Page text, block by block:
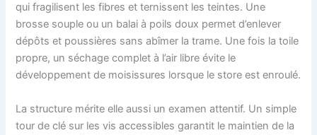
qui fragilisent les fibres et ternissent les teintes. Une
brosse souple ou un balai à poils doux permet d’enlever
dépôts et poussières sans abîmer la trame. Une fois la toile
propre, un séchage complet à l’air libre évite le
développement de moisissures lorsque le store est enroulé.
La structure mérite elle aussi un examen attentif. Un simple
tour de clé sur les vis accessibles garantit le maintien de la